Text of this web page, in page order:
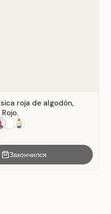
roja de algodón,
Закончился